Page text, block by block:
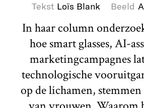
Tekst Loïs Blank Beeld
In haar column
hoe smart glasses, AI-
marketingcampagnes
technologische
op de lichamen,